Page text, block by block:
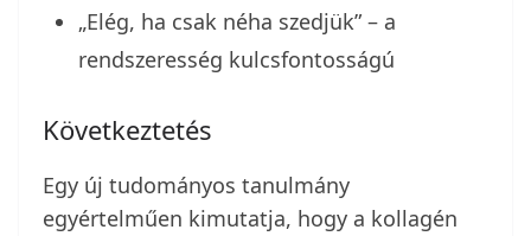
„Elég, ha csak néha szedjük” – a
rendszeresség kulcsfontosságú
Következtetés
Egy új tudományos tanulmány
egyértelműen kimutatja, hogy a kollagén